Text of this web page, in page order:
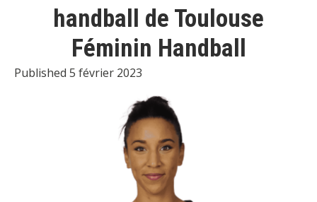
handball de Toulouse
Féminin Handball
Published 5 février 2023